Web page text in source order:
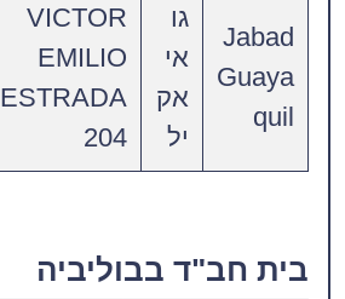
Jabad
Guaya
quil
גו
אי
אק
יל
VICTOR
EMILIO
ESTRADA
204
בית חב"ד בבוליביה